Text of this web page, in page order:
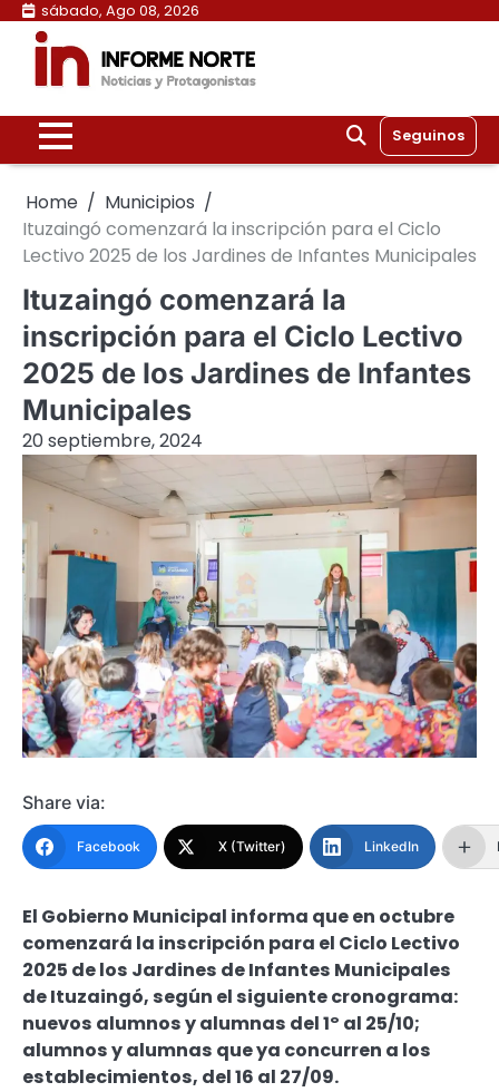
Skip
content
sábado, Ago 08, 2026
Seguinos
Home
Municipios
Ituzaingó comenzará la inscripción para el Ciclo
Lectivo 2025 de los Jardines de Infantes Municipales
Ituzaingó comenzará la
inscripción para el Ciclo Lectivo
2025 de los Jardines de Infantes
Municipales
20 septiembre, 2024
Share via:
Facebook X (Twitter) LinkedIn
El Gobierno Municipal informa que en octubre
comenzará la inscripción para el Ciclo Lectivo
2025 de los Jardines de Infantes Municipales
de Ituzaingó, según el siguiente cronograma:
nuevos alumnos y alumnas del 1º al 25/10;
alumnos y alumnas que ya concurren a los
establecimientos, del 16 al 27/09.